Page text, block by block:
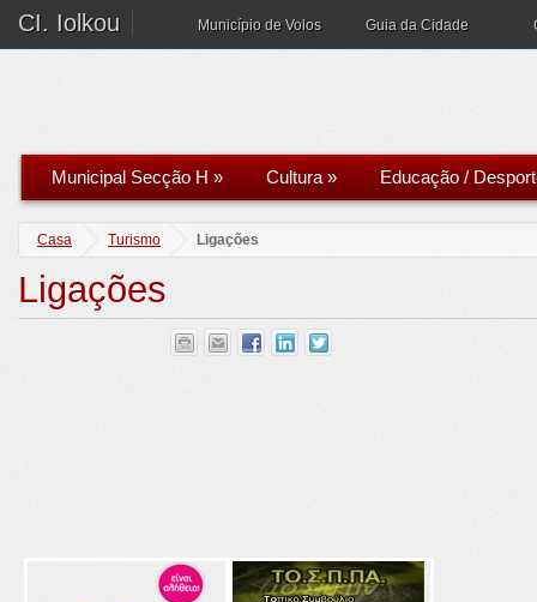
CI. Iolkou Município de Volos Guia da Cidade
Municipal Secção H » Cultura» Educação /
Casa Turismo Ligações
Ligações